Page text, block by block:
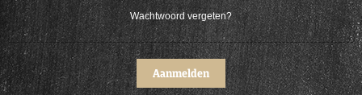
Wachtwoord vergeten?